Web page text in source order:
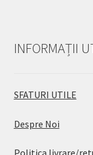
INFORMAȚII
SFATURI UTILE
Despre Noi